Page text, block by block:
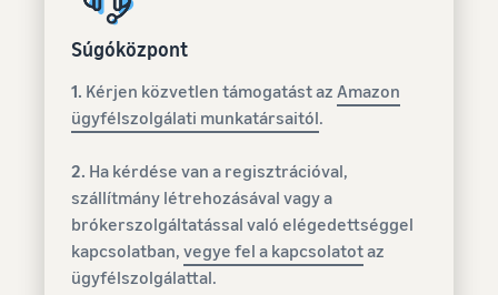
Súgóközpont
1. Kérjen közvetlen támogatást az Amazon
ügyfélszolgálati munkatársaitól.
2. Ha kérdése van a regisztrációval,
szállítmány létrehozásával vagy a
brókerszolgáltatással való elégedettséggel
kapcsolatban, vegye fel a kapcsolatotaz
ügyfélszolgálattal.